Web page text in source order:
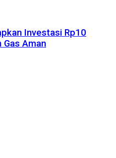
Investasi Rp10
Gas Aman